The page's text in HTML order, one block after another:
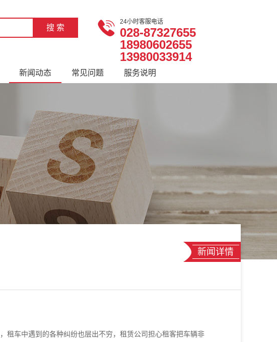
24小时客服电话
028-87327655
18980602655
13980033914
新闻动态 常见问题 服务说明
新闻详情
租车中遇到的各种纠纷也层出不穷，租赁公司担心租客把车辆非